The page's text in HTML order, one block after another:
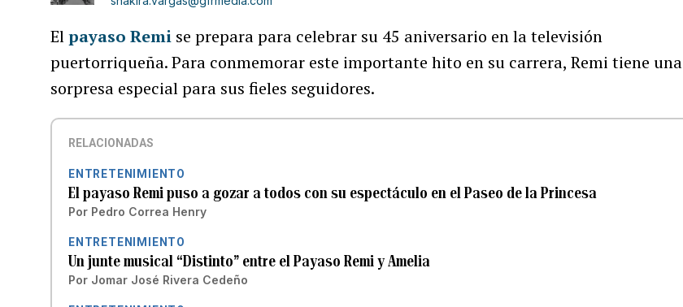
Elpayaso Remi se prepara para celebrar su 45 aniversario en la televisión
puertorriqueña. Para conmemorar este importante hito en su carrera, Remi tiene una
sorpresa especial para sus fieles seguidores.
RELACIONADAS
ENTRETENIMIENTO
El payaso Remi puso a gozar a todos con su espectáculo en el Paseo de la Princesa
Por Pedro Correa Henry
ENTRETENIMIENTO
Un junte musical “Distinto” entre el Payaso Remi y Amelia
Por Jomar José Rivera Cedeño